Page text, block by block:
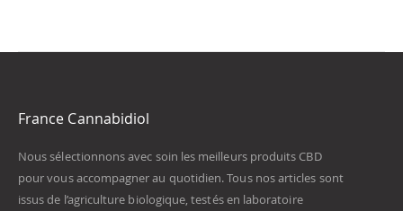
France Cannabidiol
Nous sélectionnons avec soin les meilleurs produits CBD
pour vous accompagner au quotidien. Tous nos articles sont
issus de l’agriculture biologique, testés en laboratoire